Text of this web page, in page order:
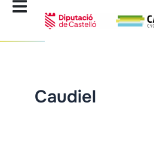
Aller
Caudiel
Rechercher :